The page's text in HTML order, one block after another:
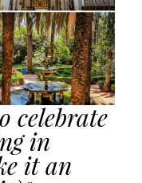
celebrate
in
it an